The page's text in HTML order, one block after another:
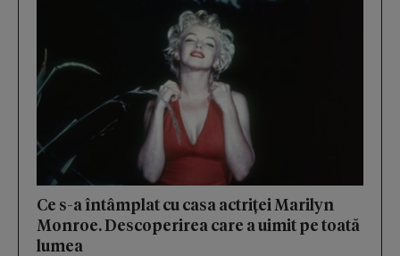
Ce s-a întâmplat cu casa actriței Marilyn
Monroe. Descoperirea care a uimit pe toată
lumea